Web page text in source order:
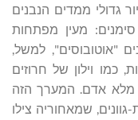
גדולי ממדים הנבנים
מעין מפתחות
"אוטובוסים", למשל,
כמו וילון של חרוזים
מלא אדם. המערך הזה
שמאחוריה צילו